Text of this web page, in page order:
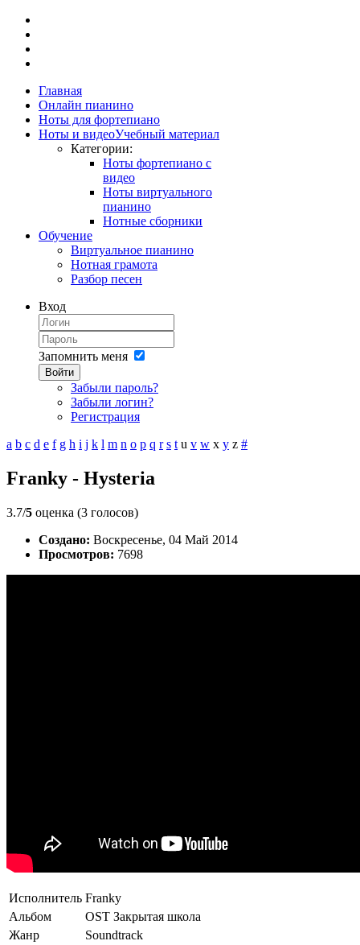
Главная
Онлайн пианино
Ноты для фортепиано
Ноты и видеоУчебный материал
Категории:
Ноты фортепиано с
видео
Ноты виртуального
пианино
Нотные сборники
Обучение
Виртуальное пианино
Нотная грамота
Разбор песен
Вход
Запомнить меня
Войти
Забыли пароль?
Забыли логин?
Регистрация
a b c d e f g h i j k l m n o p q r s t u v w x y z #
Franky - Hysteria
3.7/5 оценка (3 голосов)
Создано: Воскресенье, 04 Май 2014
Просмотров: 7698
Исполнитель Franky
Альбом
OST Закрытая школа
Жанр
Soundtrack